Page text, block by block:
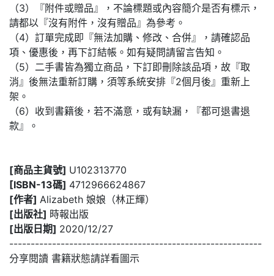
（3）『附件或贈品』，不論標題或內容簡介是否有標示，
請都以『沒有附件，沒有贈品』為參考。
（4）訂單完成即『無法加購、修改、合併』，請確認品
項、優惠後，再下訂結帳。如有疑問請留言告知。
（5）二手書皆為獨立商品，下訂即刪除該品項，故『取
消』後無法重新訂購，須等系統安排『2個月後』重新上
架。
（6）收到書籍後，若不滿意，或有缺漏，『都可退書退
款』。
[商品主貨號] U102313770
[ISBN-13碼] 4712966624867
[作者] Alizabeth 娘娘（林正輝）
[出版社] 時報出版
[出版日期] 2020/12/27
-----------------------------------------------------------
分享閱讀 書籍狀態請詳看圖示